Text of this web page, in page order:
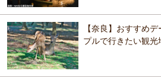
財 国指定史跡 時代 不詳
おすすめの
【奈良】おすすめ
プルで行きたい観